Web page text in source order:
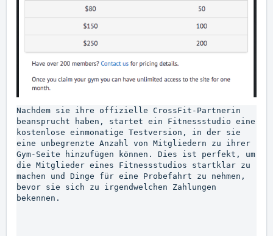
Nachdem sie ihre offizielle CrossFit-Partnerin
beansprucht haben, startet ein Fitnessstudio eine
kostenlose einmonatige Testversion, in der sie
eine unbegrenzte Anzahl von Mitgliedern zu ihrer
Gym-Seite hinzufügen können. Dies ist perfekt, um
die Mitglieder eines Fitnessstudios startklar zu
machen und Dinge für eine Probefahrt zu nehmen,
bevor sie sich zu irgendwelchen Zahlungen
bekennen.